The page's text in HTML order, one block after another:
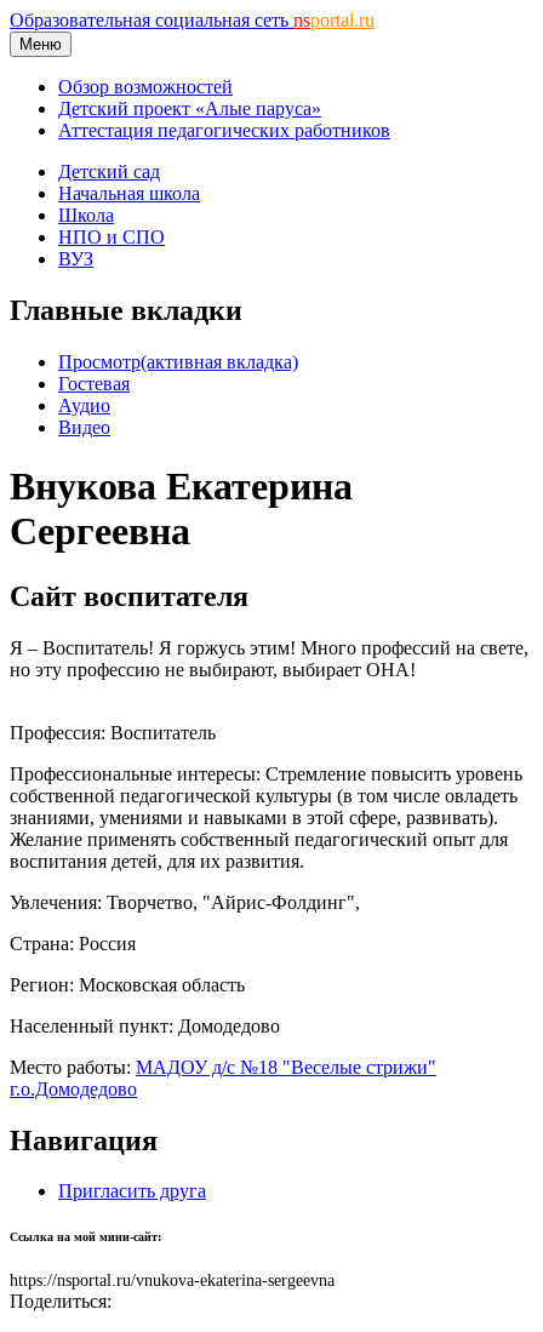
Образовательная социальная сеть nsportal.ru
Меню
Обзор возможностей
Детский проект «Алые паруса»
Аттестация педагогических работников
Детский сад
Начальная школа
Школа
НПО и СПО
ВУЗ
Главные вкладки
Просмотр(активная вкладка)
Гостевая
Аудио
Видео
Внукова Екатерина
Сергеевна
Сайт воспитателя
Я – Воспитатель! Я горжусь этим! Много профессий на свете,
но эту профессию не выбирают, выбирает ОНА!
Профессия: Воспитатель
Профессиональные интересы: Стремление повысить уровень
собственной педагогической культуры (в том числе овладеть
знаниями, умениями и навыками в этой сфере, развивать).
Желание применять собственный педагогический опыт для
воспитания детей, для их развития.
Увлечения: Творчетво, "Айрис-Фолдинг",
Страна: Россия
Регион: Московская область
Населенный пункт: Домодедово
Место работы: МАДОУ д/с №18 "Веселые стрижи"
г.о.Домодедово
Навигация
Пригласить друга
Ссылка на мой мини-сайт:
https://nsportal.ru/vnukova-ekaterina-sergeevna
Поделиться: